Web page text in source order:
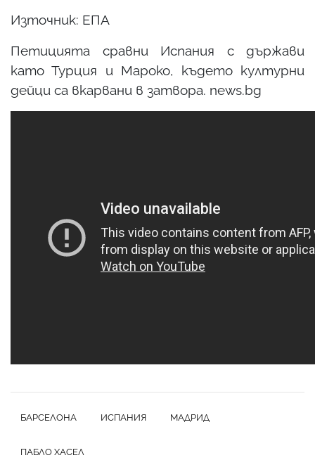
Източник: ЕПА
Петицията сравни Испания с държави
като Турция и Мароко, където културни
дейци са вкарвани в затвора. news.bg
БАРСЕЛОНА ИСПАНИЯ МАДРИД
ПАБЛО ХАСЕЛ